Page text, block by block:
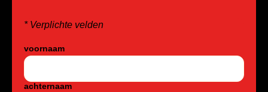
* Verplichte velden
voornaam
achternaam